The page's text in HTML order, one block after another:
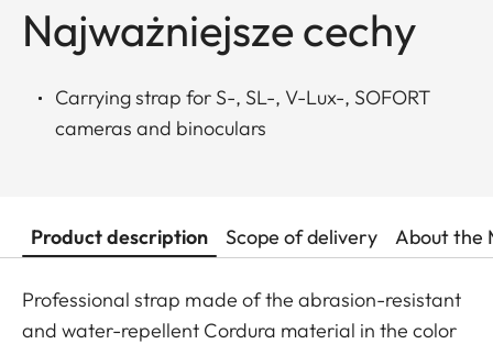
Najważniejsze cechy
Carrying strap for S-, SL-, V-Lux-, SOFORT
cameras and binoculars
Product description Scope of delivery About the
Professional strap made of the abrasion-resistant
and water-repellent Cordura material in the color